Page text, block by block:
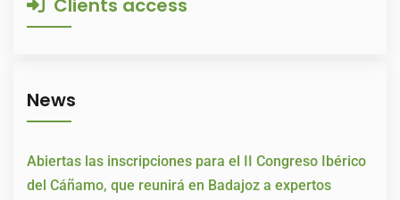
Clients access
News
Abiertas las inscripciones para el II Congreso Ibérico
del Cáñamo, que reunirá en Badajoz a expertos